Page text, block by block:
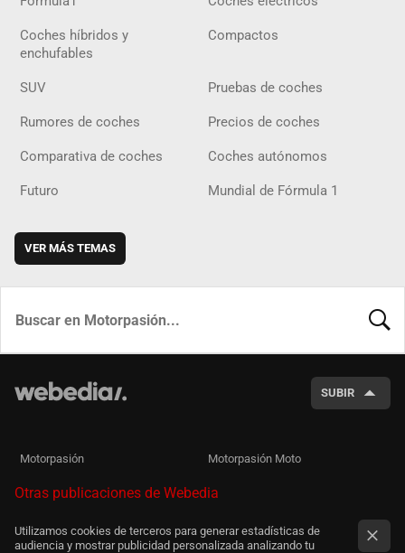
Coches híbridos y
enchufables
Compactos
SUV Pruebas de coches
Rumores de coches Precios de coches
Comparativa de coches Coches autónomos
Futuro Mundial de Fórmula 1
VER MÁS TEMAS
SUBIR
Motorpasión Motorpasión Moto
Otras publicaciones de Webedia
Utilizamos cookies de terceros para generar estadísticas de
audiencia y mostrar publicidad personalizada analizando tu